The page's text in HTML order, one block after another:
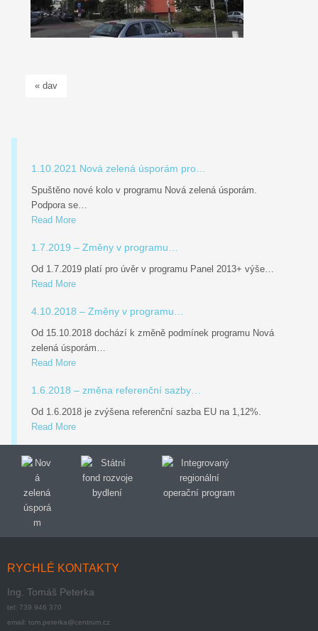
« dav
1.10.2021 Nová zelená úsporám pro…
Spuštěno nové kolo v programu Nová zelená úsporám.
Podpora se…
Read More
1.7.2019 – Změny v programu…
Od 1.7.2019 platí pro úvěr v programu Panel 2013+ výše…
Read More
4.10.2018 – Změny v programu…
Od 15.10.2018 dochází k změně podmínek programu Nová
zelená úsporám…
Read More
1.6.2018 – změna referenční sazby…
Od 1.6.2018 je zvýšena referenční sazba EU na 1,12%.
Read More
RYCHLÉ KONTAKTY
Ing. Tomáš Peterka
tel: 739 946 370
email: tom.peterka@centrum.cz